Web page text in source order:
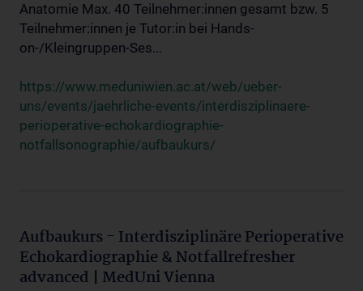
Anatomie Max. 40 Teilnehmer:innen gesamt bzw. 5
Teilnehmer:innen je Tutor:in bei Hands-
on-/Kleingruppen-Ses...
https://www.meduniwien.ac.at/web/ueber-
uns/events/jaehrliche-events/interdisziplinaere-
perioperative-echokardiographie-
notfallsonographie/aufbaukurs/
Aufbaukurs - Interdisziplinäre Perioperative
Echokardiographie & Notfallrefresher
advanced | MedUni Vienna